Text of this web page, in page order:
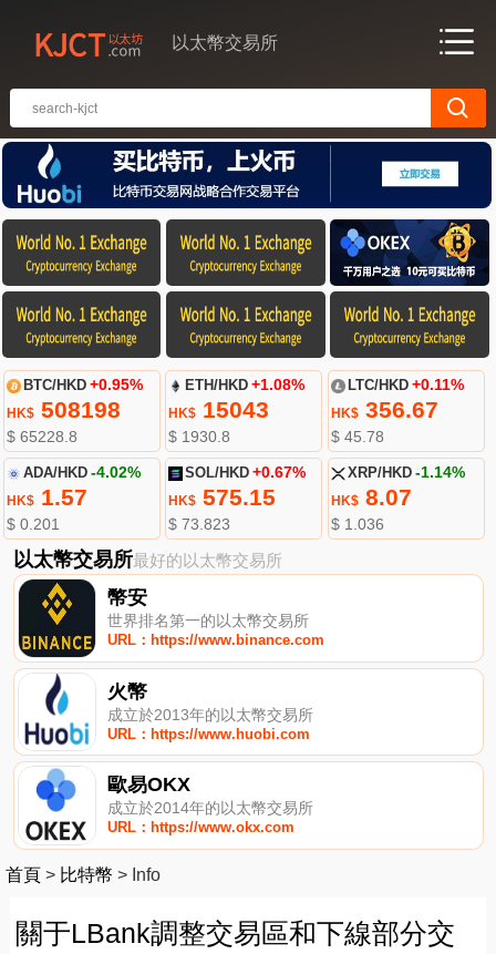
以太幣交易所
BTC/HKD +0.95%
HK$508198
$ 65228.8
ETH/HKD +1.08%
HK$ 15043
$ 1930.8
LTC/HKD +0.11%
HK$356.67
$ 45.78
ADA/HKD -4.02%
HK$1.57
$ 0.201
SOL/HKD +0.67%
HK$ 575.15
$ 73.823
XRP/HKD -1.14%
HK$8.07
$ 1.036
以太幣交易所最好的以太幣交易所
幣安
世界排名第一的以太幣交易所
URL：https://www.binance.com
火幣
成立於2013年的以太幣交易所
URL：https://www.huobi.com
歐易OKX
成立於2014年的以太幣交易所
URL：https://www.okx.com
首頁 > 比特幣 > Info
關于LBank調整交易區和下線部分交